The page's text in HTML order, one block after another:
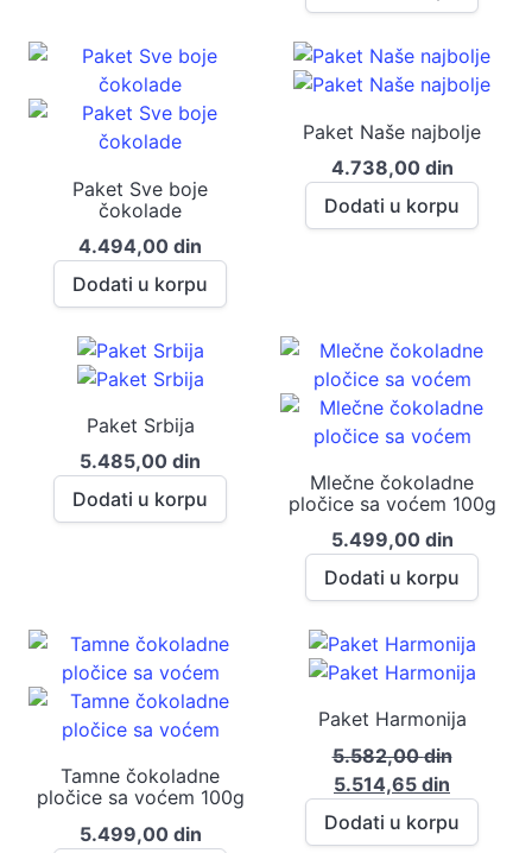
Paket Sve boje
čokolade
4.494,00 din
Dodati u korpu
Paket Naše najbolje
4.738,00 din
Dodati u korpu
Paket Srbija
5.485,00 din
Dodati u korpu
Mlečne čokoladne
pločice sa voćem 100g
5.499,00 din
Dodati u korpu
Tamne čokoladne
pločice sa voćem 100g
5.499,00 din
Paket Harmonija
5.582,00din
Оригинална
цена
је
5.514,65 din
цена
је:
Dodati u korpu